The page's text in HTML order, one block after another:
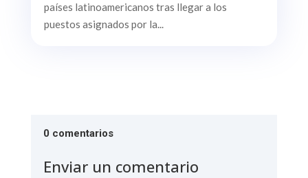
países latinoamericanos tras llegar a los
puestos asignados por la...
0 comentarios
Enviar un comentario